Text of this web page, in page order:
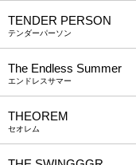
TENDER PERSON
テンダーパーソン
The Endless Summer
エンドレスサマー
THEOREM
セオレム